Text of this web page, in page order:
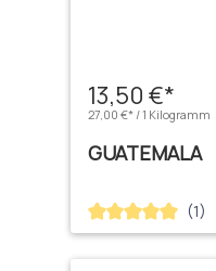
13,50 €*
27,00 €* / 1 Kilogramm
GUATEMALA
Durchschnittliche
(1)